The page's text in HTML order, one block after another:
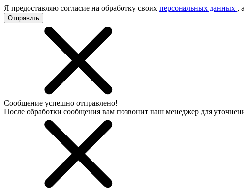
Я предоставляю согласие на обработку своих персональных данных ,
Отправить
Сообщение успешно отправлено!
После обработки сообщения вам позвонит наш менеджер для